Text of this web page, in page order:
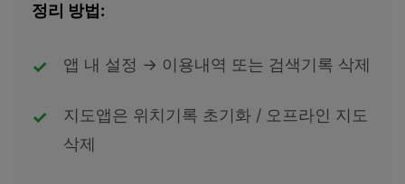
정리 방법:
앱 내 설정 → 이용내역 또는 검색기록 삭제
지도앱은 위치기록 초기화 / 오프라인 지도
삭제